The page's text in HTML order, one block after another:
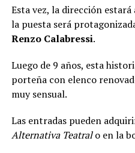
Esta vez, la dirección estará
la puesta será
Renzo Calabressi.
Luego de 9 años, esta
porteña con elenco
muy sensual.
Las entradas pueden
Alternativa Teatralo en la